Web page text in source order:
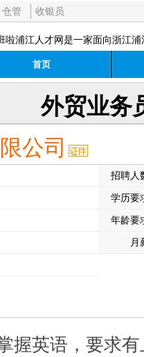
仓管 收银员
啦浦江人才网是一家面向浙江
首页
外贸业务
公司
招聘人
学历要
年龄要
月
握英语，要求